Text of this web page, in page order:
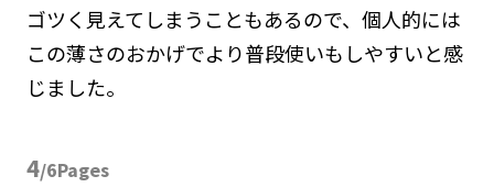
ゴツく見えてしまうこともあるので、個人的には
この薄さのおかげでより普段使いもしやすいと感
じました。
4/6Pages